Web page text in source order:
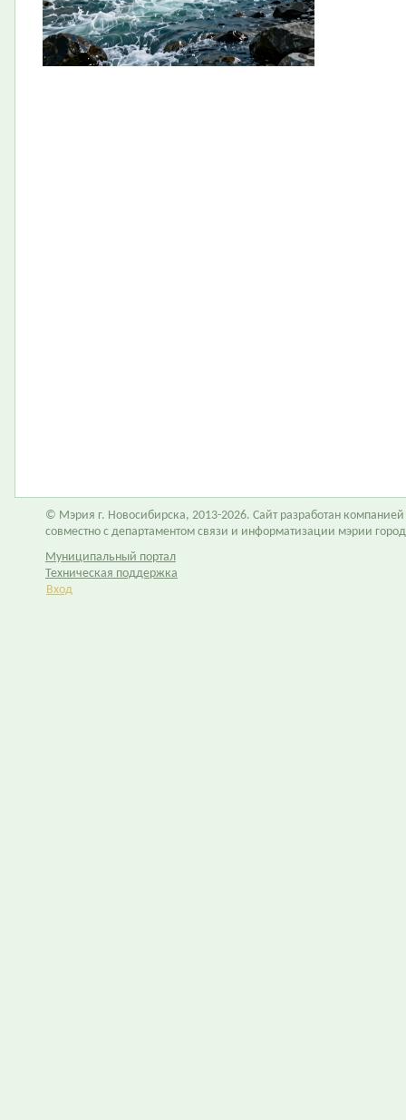
© Мэрия г. Новосибирска, 2013-2026. Сайт разработан компанией
совместно с департаментом связи и информатизации мэрии
Муниципальный портал
Техническая поддержка
Вход